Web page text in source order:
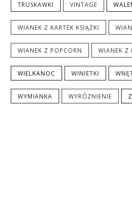
TRUSKAWKI VINTAGE
WIANEK Z KARTEK KSIĄŻKI
WIANEK Z POPCORN WIANEK Z
WIELKANOC WINIETKI
WYMIANKA WYRÓŻNIENIE